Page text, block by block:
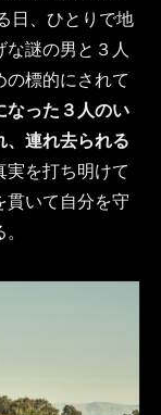
日、ひとりで地
謎の男と３人
の標的にされて
なった３人のい
、連れ去られる
を打ち明けて
貫いて自分を守